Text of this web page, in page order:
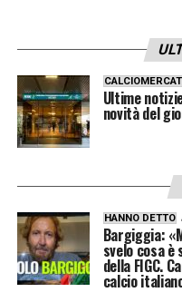
IL GOL ALLA JUVE
più bello della mia
Festeggiai come
LA CORSA
vedere tanta
derby tra il Milan,
l’Inter che rimane
Ultime
novità del
HANNO DETTO
Bargiggia:
svelo cosa
della FIGC.
calcio